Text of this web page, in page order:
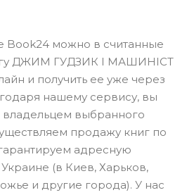
Book24 можно в считанные
ДЖИМ ГУДЗИК І МАШИНІСТ
и получить ее уже через
нашему сервису, вы
владельцем выбранного
продажу книг по
адресную
(в Киев, Харьков,
и другие города). У нас